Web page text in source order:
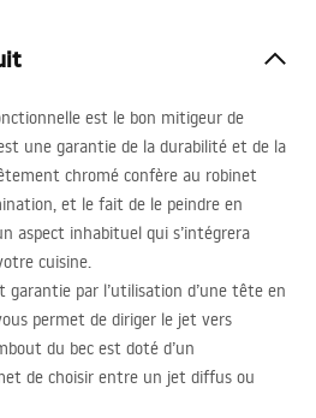
est le bon mitigeur de
une garantie de la durabilité et de la
chromé confère au robinet
et le fait de le peindre en
aspect inhabituel qui s’intégrera
cuisine.
par l’utilisation d’une tête en
permet de diriger le jet vers
du bec est doté d’un
de choisir entre un jet diffus ou